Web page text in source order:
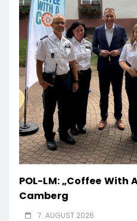
POL-LM: „Coffee With
Camberg
7. AUGUST 2026